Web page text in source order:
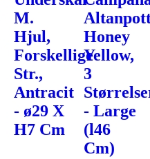
M.
Hjul,
Forskellige
Str.,
Antracit
- ø29 X
H7 Cm
Honey
Yellow,
3
- Large
(l46
Cm)